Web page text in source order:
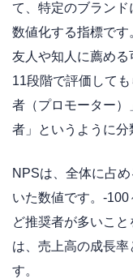
て、特定のブラン
数値化する指標で
友人や知人に薦め
11段階で評価して
者（プロモーター）
者」というように分
NPSは、全体に占
いた数値です。-
ど推奨者が多いこ
は、売上高の成長
す。